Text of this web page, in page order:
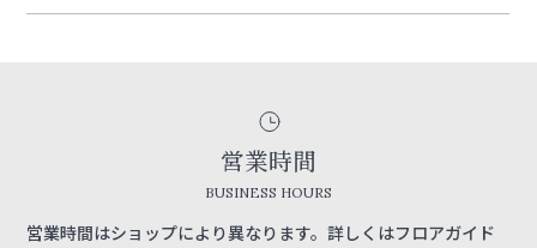
営業時間
BUSINESS HOURS
営業時間はショップにより異なります。詳しくはフロアガイド